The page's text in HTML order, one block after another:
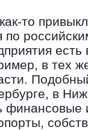
то
по
в тех
в
финансовые